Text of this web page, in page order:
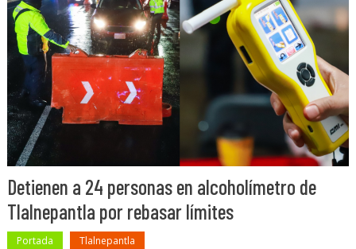
Detienen a 24 personas en alcoholímetro de
Tlalnepantla por rebasar límites
Portada Tlalnepantla